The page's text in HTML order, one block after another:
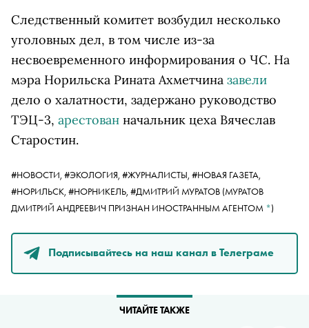
Следственный комитет возбудил несколько
уголовных дел, в том числе из-за
несвоевременного информирования о ЧС. На
мэра Норильска Рината Ахметчина завели
дело о халатности, задержано руководство
ТЭЦ-3, арестован начальник цеха Вячеслав
Старостин.
#НОВОСТИ, #ЭКОЛОГИЯ, #ЖУРНАЛИСТЫ, #НОВАЯ ГАЗЕТА,
#НОРИЛЬСК, #НОРНИКЕЛЬ, #ДМИТРИЙ МУРАТОВ (МУРАТОВ
ДМИТРИЙ АНДРЕЕВИЧ ПРИЗНАН ИНОСТРАННЫМ АГЕНТОМ *)
Подписывайтесь на наш канал в Телеграме
ЧИТАЙТЕ ТАКЖЕ